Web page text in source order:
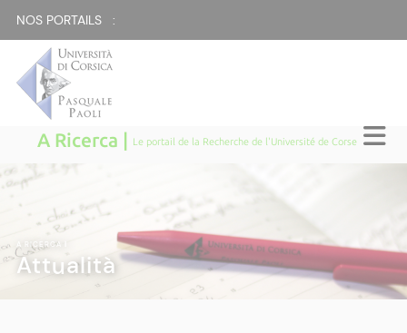
NOS PORTAILS :
A Ricerca | Le portail de la Recherche de l'Université de Corse
A RICERCA
Attualità